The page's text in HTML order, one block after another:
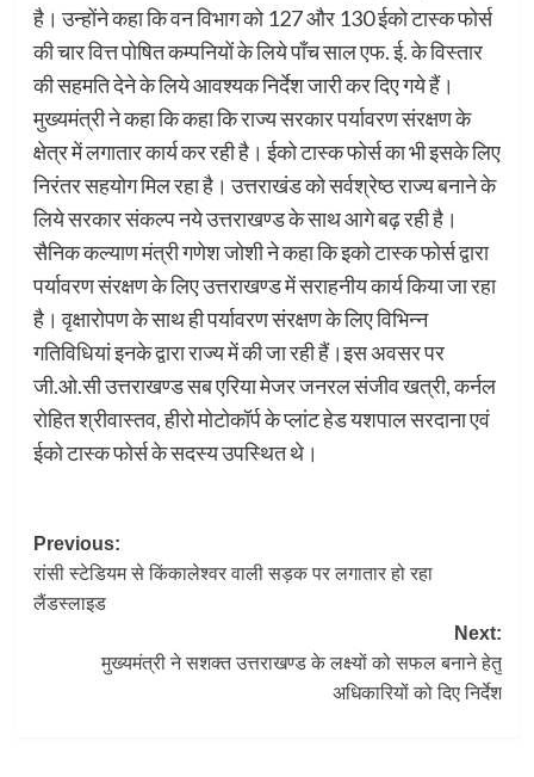
है। उन्होंने कहा कि वन विभाग को 127 और 130 ईको टास्क फोर्स
की चार वित्त पोषित कम्पनियों के लिये पाँच साल एफ. ई. के विस्तार
की सहमति देने के लिये आवश्यक निर्देश जारी कर दिए गये हैं।
मुख्यमंत्री ने कहा कि कहा कि राज्य सरकार पर्यावरण संरक्षण के
क्षेत्र में लगातार कार्य कर रही है। ईको टास्क फोर्स का भी इसके लिए
निरंतर सहयोग मिल रहा है। उत्तराखंड को सर्वश्रेष्ठ राज्य बनाने के
लिये सरकार संकल्प नये उत्तराखण्ड के साथ आगे बढ़ रही है।
सैनिक कल्याण मंत्री गणेश जोशी ने कहा कि इको टास्क फोर्स द्वारा
पर्यावरण संरक्षण के लिए उत्तराखण्ड में सराहनीय कार्य किया जा रहा
है। ‌‌वृक्षारोपण के साथ ही पर्यावरण संरक्षण के लिए विभिन्न
गतिविधियां इनके द्वारा राज्य में की जा रही हैं।इस अवसर पर
जी.ओ.सी उत्तराखण्ड सब एरिया मेजर जनरल संजीव खत्री, कर्नल
रोहित श्रीवास्तव, हीरो मोटोकॉर्प के प्लांट हेड यशपाल सरदाना एवं
ईको टास्क फोर्स के सदस्य उपस्थित थे।
Post
navigation
Previous:
रांसी स्टेडियम से किंकालेश्वर वाली सड़क पर लगातार हो रहा
लैंडस्लाइड
Next:
मुख्यमंत्री ने सशक्त उत्तराखण्ड के लक्ष्यों को सफल बनाने हेतु
अधिकारियों को दिए निर्देश